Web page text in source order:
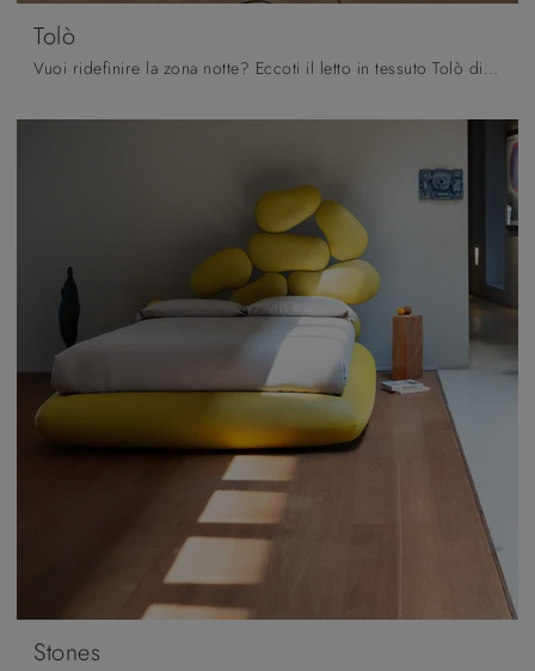
Tolò
Vuoi ridefinire la zona notte? Eccoti il letto in tessuto Tolò di Noctis per spazi moderni.
Stones